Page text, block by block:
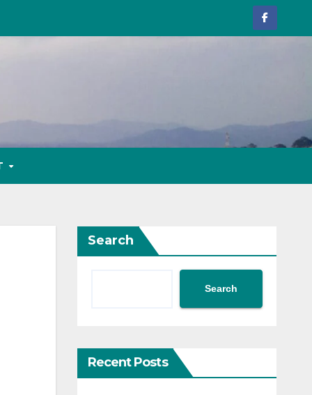
Search
Search
Recent Posts